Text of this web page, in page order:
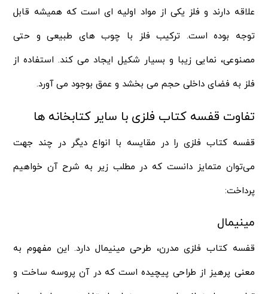
علاقه دارند و فلز یکی از مواد اولیه ای است که همیشه قابل
توجه بوده است. ترکیب فلز با چوب های طبیعی و حتی
مصنوعی، نمایی زیبا و بسیار شکیل ایجاد می کند. استفاده از
فلز به فضای داخلی حجم می بخشد و عمق بوجود می آورد.
تفاوت قفسه کتاب فلزی با سایر کتابخانه ها
قفسه کتاب فلزی را در مقایسه با انواع دیگر در چند جهت
می‌توان متمایز دانست که در مطلب زیر به شرح آن خواهیم
پرداخت:
مینیمال
قفسه کتاب فلزی مدرن، طرحی مینیمال دارد. این مفهوم به
معنی پرهیز از طراحی پیچیده است که در آن پروسه ساخت و